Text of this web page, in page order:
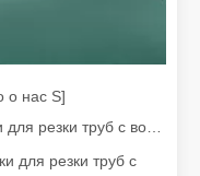
о нас S]
для резки труб с